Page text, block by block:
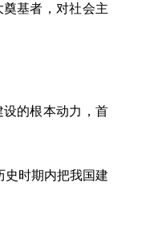
基者，对社会主
的根本动力，首
史时期内把我国建